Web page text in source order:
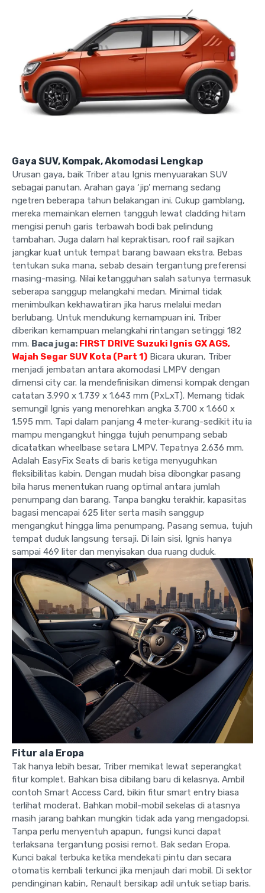
Gaya SUV, Kompak, Akomodasi Lengkap
Urusan gaya, baik Triber atau Ignis menyuarakan SUV
sebagai panutan. Arahan gaya ‘jip’ memang sedang
ngetren beberapa tahun belakangan ini. Cukup gamblang,
mereka memainkan elemen tangguh lewat cladding hitam
mengisi penuh garis terbawah bodi bak pelindung
tambahan. Juga dalam hal kepraktisan, roof rail sajikan
jangkar kuat untuk tempat barang bawaan ekstra. Bebas
tentukan suka mana, sebab desain tergantung preferensi
masing-masing. Nilai ketangguhan salah satunya termasuk
seberapa sanggup melangkahi medan. Minimal tidak
menimbulkan kekhawatiran jika harus melalui medan
berlubang. Untuk mendukung kemampuan ini, Triber
diberikan kemampuan melangkahi rintangan setinggi 182
mm. Baca juga: FIRST DRIVE Suzuki Ignis GX AGS,
Wajah Segar SUV Kota (Part 1) Bicara ukuran, Triber
menjadi jembatan antara akomodasi LMPV dengan
dimensi city car. Ia mendefinisikan dimensi kompak dengan
catatan 3.990 x 1.739 x 1.643 mm (PxLxT). Memang tidak
semungil Ignis yang menorehkan angka 3.700 x 1.660 x
1.595 mm. Tapi dalam panjang 4 meter-kurang-sedikit itu ia
mampu mengangkut hingga tujuh penumpang sebab
dicatatkan wheelbase setara LMPV. Tepatnya 2.636 mm.
Adalah EasyFix Seats di baris ketiga menyuguhkan
fleksibilitas kabin. Dengan mudah bisa dibongkar pasang
bila harus menentukan ruang optimal antara jumlah
penumpang dan barang. Tanpa bangku terakhir, kapasitas
bagasi mencapai 625 liter serta masih sanggup
mengangkut hingga lima penumpang. Pasang semua, tujuh
tempat duduk langsung tersaji. Di lain sisi, Ignis hanya
sampai 469 liter dan menyisakan dua ruang duduk.
Fitur ala Eropa
Tak hanya lebih besar, Triber memikat lewat seperangkat
fitur komplet. Bahkan bisa dibilang baru di kelasnya. Ambil
contoh Smart Access Card, bikin fitur smart entry biasa
terlihat moderat. Bahkan mobil-mobil sekelas di atasnya
masih jarang bahkan mungkin tidak ada yang mengadopsi.
Tanpa perlu menyentuh apapun, fungsi kunci dapat
terlaksana tergantung posisi remot. Bak sedan Eropa.
Kunci bakal terbuka ketika mendekati pintu dan secara
otomatis kembali terkunci jika menjauh dari mobil. Di sektor
pendinginan kabin, Renault bersikap adil untuk setiap baris.